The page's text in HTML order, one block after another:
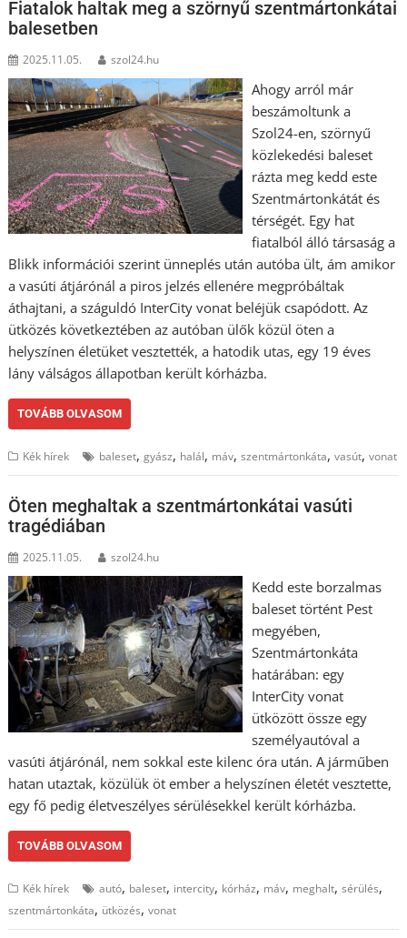
Fiatalok haltak meg a szörnyű szentmártonkátai
balesetben
2025.11.05. szol24.hu
Ahogy arról már
beszámoltunk a
Szol24-en, szörnyű
közlekedési baleset
rázta meg kedd este
Szentmártonkátát és
térségét. Egy hat
fiatalból álló társaság a
Blikk információi szerint ünneplés után autóba ült, ám amikor
a vasúti átjárónál a piros jelzés ellenére megpróbáltak
áthajtani, a száguldó InterCity vonat beléjük csapódott. Az
ütközés következtében az autóban ülők közül öten a
helyszínen életüket vesztették, a hatodik utas, egy 19 éves
lány válságos állapotban került kórházba.
TOVÁBB OLVASOM
Kék hírek baleset,gyász, halál, máv,szentmártonkáta,vasút,vonat
Öten meghaltak a szentmártonkátai vasúti
tragédiában
2025.11.05. szol24.hu
Kedd este borzalmas
baleset történt Pest
megyében,
Szentmártonkáta
határában: egy
InterCity vonat
ütközött össze egy
személyautóval a
vasúti átjárónál, nem sokkal este kilenc óra után. A járműben
hatan utaztak, közülük öt ember a helyszínen életét vesztette,
egy fő pedig életveszélyes sérülésekkel került kórházba.
TOVÁBB OLVASOM
Kék hírek autó, baleset, intercity, kórház, máv, meghalt,sérülés,
szentmártonkáta, ütközés,vonat